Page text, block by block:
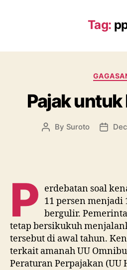
Tag:
Pajak untuk
By Suroto
P erdebatan soal
11 persen menjadi
bergulir.
tetap bersikukuh
tersebut di awal tahun.
terkait amanah UU
Peraturan Perpajakan (UU